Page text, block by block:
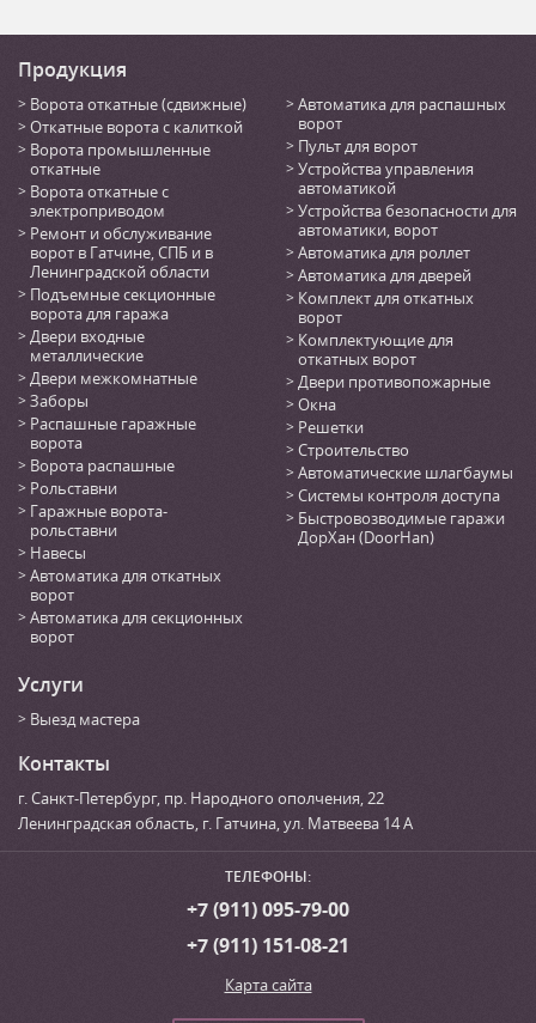
Продукция
Ворота откатные (сдвижные)
Откатные ворота с калиткой
Ворота промышленные
откатные
Ворота откатные с
электроприводом
Ремонт и обслуживание
ворот в Гатчине, СПБ и в
Ленинградской области
Подъемные секционные
ворота для гаража
Двери входные
металлические
Двери межкомнатные
Заборы
Распашные гаражные
ворота
Ворота распашные
Рольставни
Гаражные ворота-
рольставни
Навесы
Автоматика для откатных
ворот
Автоматика для секционных
ворот
Автоматика для распашных
ворот
Пульт для ворот
Устройства управления
автоматикой
Устройства безопасности для
автоматики, ворот
Автоматика для роллет
Автоматика для дверей
Комплект для откатных
ворот
Комплектующие для
откатных ворот
Двери противопожарные
Окна
Решетки
Строительство
Автоматические шлагбаумы
Системы контроля доступа
Быстровозводимые гаражи
ДорХан (DoorHan)
Услуги
Выезд мастера
Контакты
г. Санкт-Петербург, пр. Народного ополчения, 22
Ленинградская область, г. Гатчина,ул. Матвеева 14 А
ТЕЛЕФОНЫ:
+7 (911) 095-79-00
+7 (911) 151-08-21
Карта сайта